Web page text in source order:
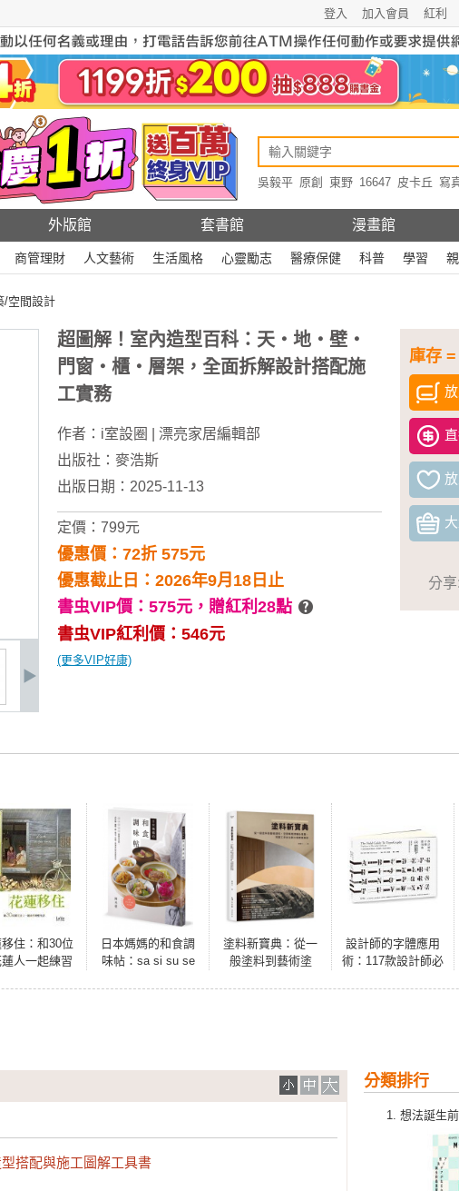
紅利
加入會員
登入
吳毅平 原創 東野 16647 皮卡丘 寫
外版館 套書館 漫畫館
商管理財 人文藝術 生活風格 心靈勵志 醫療保健 科普 學習
/空間設計
庫存
分享:
超圖解！室內造型百科：天・地・壁・
門窗・櫃‧層架，全面拆解設計搭配施
工實務
作者： i室設圈 | 漂亮家居編輯部
出版社： 麥浩斯
出版日期：2025-11-13
定價：799元
優惠價：72折 575元
優惠截止日：2026年9月18日止
書虫VIP價：575元， 贈紅利28點
書虫VIP紅利價：546元
(更多VIP好康)
住：和30位
人一起練習
日本媽媽的和食調
味帖：sa si su se
塗料新寶典：從一
般塗料到藝術塗
設計師的字體應用
術：117款設計師必
分類排行
想法誕生
搭配與施工圖解工具書